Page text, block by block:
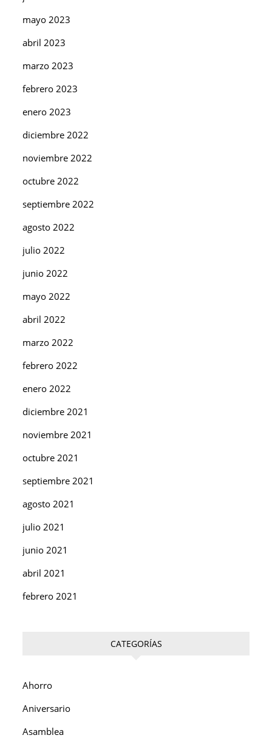
mayo 2023
abril 2023
marzo 2023
febrero 2023
enero 2023
diciembre 2022
noviembre 2022
octubre 2022
septiembre 2022
agosto 2022
julio 2022
junio 2022
mayo 2022
abril 2022
marzo 2022
febrero 2022
enero 2022
diciembre 2021
noviembre 2021
octubre 2021
septiembre 2021
agosto 2021
julio 2021
junio 2021
abril 2021
febrero 2021
CATEGORÍAS
Ahorro
Aniversario
Asamblea